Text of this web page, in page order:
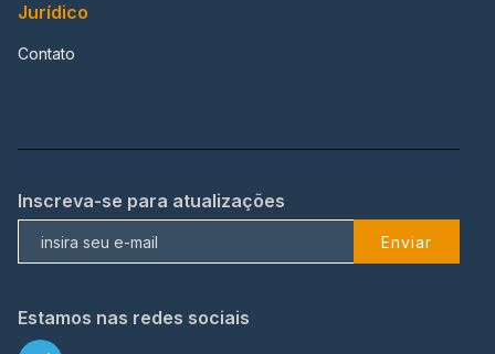
Jurídico
Contato
Inscreva-se para atualizações
Enviar
Estamos nas redes sociais